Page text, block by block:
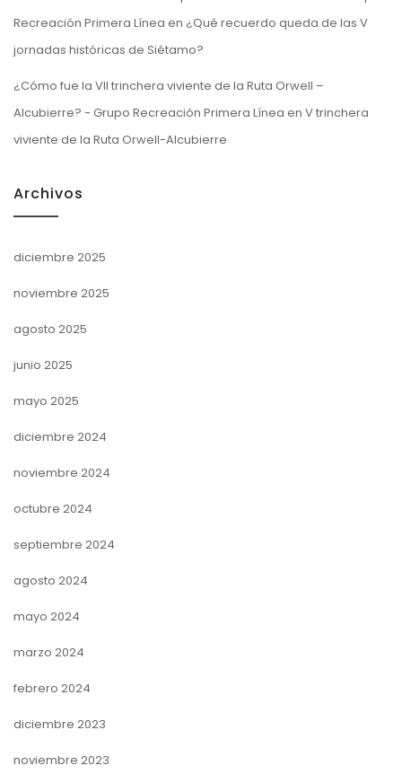
Recreación Primera Línea en ¿Qué recuerdo queda de las V
jornadas históricas de Siétamo?
¿Cómo fue la VII trinchera viviente de la Ruta Orwell –
Alcubierre? - Grupo Recreación Primera Línea en V trinchera
viviente de la Ruta Orwell-Alcubierre
Archivos
diciembre 2025
noviembre 2025
agosto 2025
junio 2025
mayo 2025
diciembre 2024
noviembre 2024
octubre 2024
septiembre 2024
agosto 2024
mayo 2024
marzo 2024
febrero 2024
diciembre 2023
noviembre 2023